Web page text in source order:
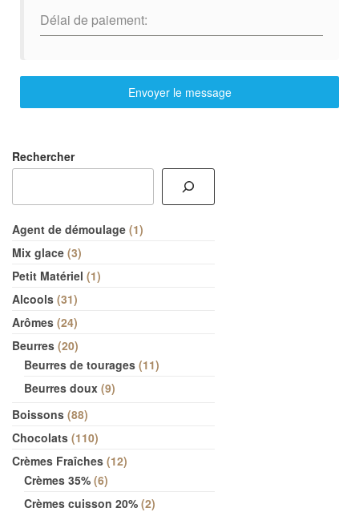
Délai de paiement:
Envoyer le message
Rechercher
Agent de démoulage 1
Mix glace 3
Petit Matériel 1
Alcools 31
Arômes 24
Beurres 20
Beurres de tourages 11
Beurres doux 9
Boissons 88
Chocolats 110
Crèmes Fraîches 12
Crèmes 35% 6
Crèmes cuisson 20% 2